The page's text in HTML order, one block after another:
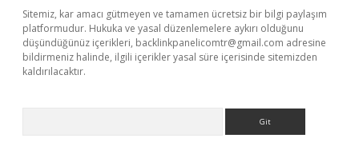
Sitemiz, kar amacı gütmeyen ve tamamen ücretsiz bir bilgi paylaşım
platformudur. Hukuka ve yasal düzenlemelere aykırı olduğunu
düşündüğünüz içerikleri, backlinkpanelicomtr@gmail.com adresine
bildirmeniz halinde, ilgili içerikler yasal süre içerisinde sitemizden
kaldırılacaktır.